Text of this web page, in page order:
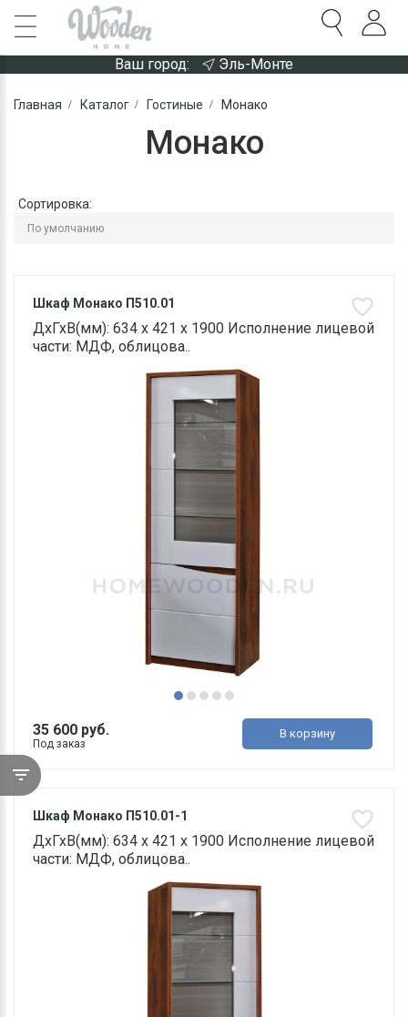
Ваш город: Эль-Монте
Главная Каталог Гостиные Монако
Монако
Сортировка:
Шкаф Монако П510.01
ДхГхВ(мм): 634 х 421 х 1900 Исполнение лицевой
части: МДФ, облицова..
35 600 руб.
Под заказ
В корзину
Шкаф Монако П510.01-1
ДхГхВ(мм): 634 х 421 х 1900 Исполнение лицевой
части: МДФ, облицова..